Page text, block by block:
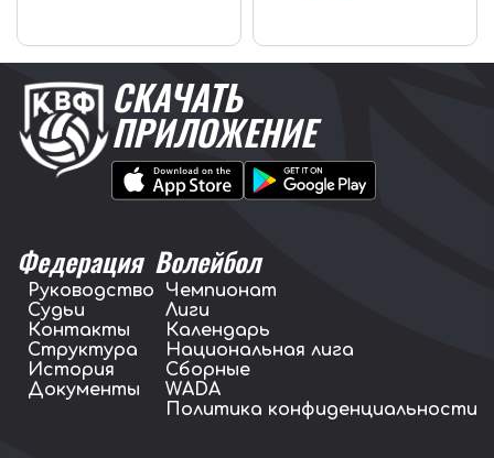
СКАЧАТЬ
ПРИЛОЖЕНИЕ
Федерация
Руководство
Судьи
Контакты
Структура
История
Документы
Волейбол
Чемпионат
Лиги
Календарь
Национальная лига
Сборные
WADA
Политика конфиденциальности